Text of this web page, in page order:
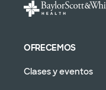
OFRECEMOS
Clases y eventos